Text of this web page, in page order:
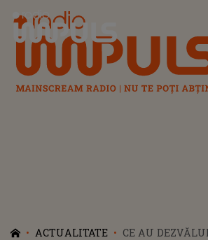
Radio Impuls
ACTUALITATE
CE AU